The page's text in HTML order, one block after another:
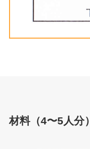
材料（4〜5人分）